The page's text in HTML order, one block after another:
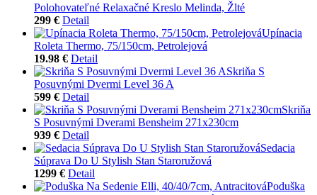
Polohovateľné Relaxačné Kreslo Melinda, Žlté
299 € Detail
Upínacia
Roleta Thermo, 75/150cm, Petrolejová
19.98 € Detail
Skriňa S
Posuvnými Dvermi Level 36 A
599 € Detail
Skriňa
S Posuvnými Dverami Bensheim 271x230cm
939 € Detail
Sedacia
Súprava Do U Stylish Stan Staroružová
1299 € Detail
Poduška